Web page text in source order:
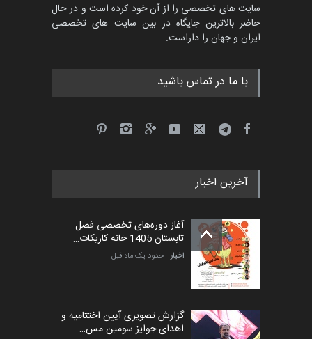
پنجمین مسابقۀ بین‌المللی
کارتون طنز «کلاه‌ای…
مهلت
سایت های تخصصی را از آن خود کرده است و در حال
حاضر بالاترین جایگاه در بین سایت های تخصصی
ایران و جهان را داراست.
با ما در تماس باشید
آخرین اخبار
آغاز دوره‌های تخصصی فصل
تابستان 1405 خانه کاریکات…
اخبار حدود یک ماه قبل
گزارش تصویری آیین اختتامیه و
اهدای جوایز سومین مس…